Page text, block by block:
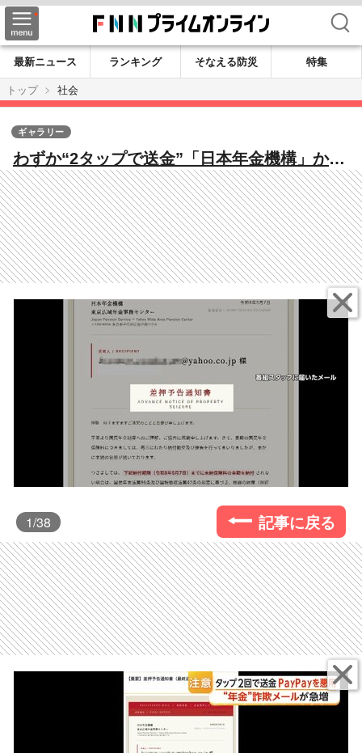
検索
最新ニュース ランキング そなえる防災
特集
トップ
社会
わずか“2タップで送金”「日本年金機構」かた
る詐欺メール急増 不安あおりPayPay誘導…
気付かぬまま被害に
ギャラリー
1/38 記事に戻る